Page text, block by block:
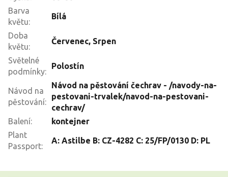
Barva
květu:
Bílá
Doba
květu:
Červenec, Srpen
Světelné
podmínky:
Polostín
Návod na
pěstování:
Návod na pěstování čechrav - /navody-na-
pestovani-trvalek/navod-na-pestovani-
cechrav/
Balení:
kontejner
Plant
Passport:
A: Astilbe B: CZ-4282 C: 25/FP/0130 D: PL